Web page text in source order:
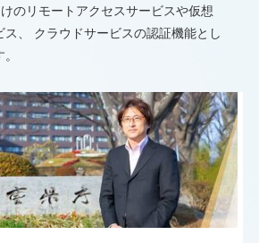
のリモートアクセスサービスや仮想
、 クラウドサービスの認証機能とし